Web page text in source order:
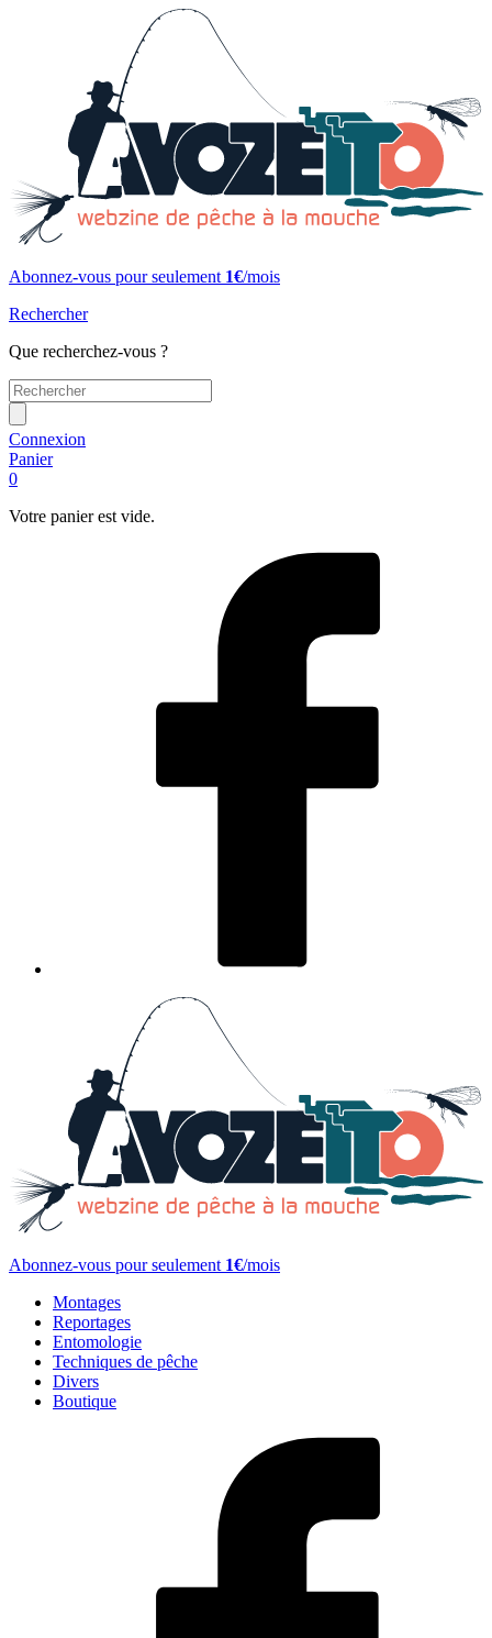
Abonnez-vous pour seulement 1€/mois
Rechercher
Que recherchez-vous ?
Connexion
Panier
0
Votre panier est vide.
Abonnez-vous pour seulement 1€/mois
Montages
Reportages
Entomologie
Techniques de pêche
Divers
Boutique